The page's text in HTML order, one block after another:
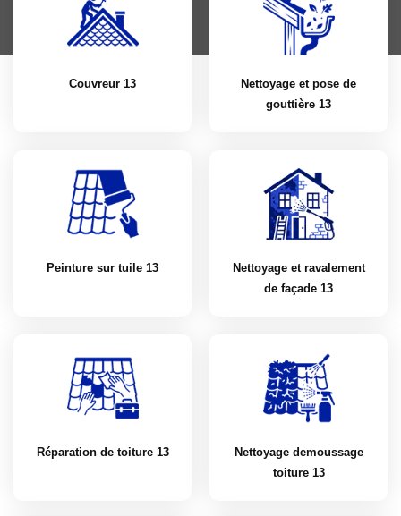
Couvreur 13
Nettoyage et pose de
gouttière 13
Peinture sur tuile 13
Nettoyage et ravalement
de façade 13
Réparation de toiture 13
Nettoyage demoussage
toiture 13